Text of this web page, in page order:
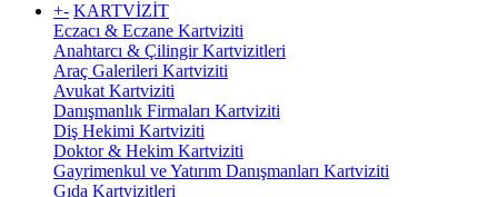
+- KARTVİZİT
Eczacı & Eczane Kartviziti
Anahtarcı & Çilingir Kartvizitleri
Araç Galerileri Kartviziti
Avukat Kartviziti
Danışmanlık Firmaları Kartviziti
Diş Hekimi Kartviziti
Doktor & Hekim Kartviziti
Gayrimenkul ve Yatırım Danışmanları Kartviziti
Gıda Kartvizitleri